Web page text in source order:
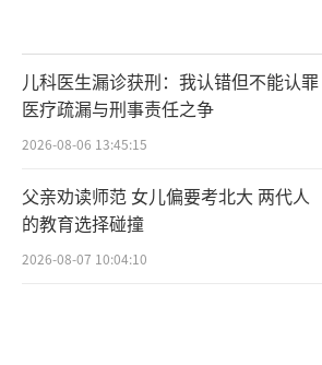
儿科医生漏诊获刑：我认错但不能认罪
医疗疏漏与刑事责任之争
2026-08-06 13:45:15
父亲劝读师范 女儿偏要考北大 两代人
的教育选择碰撞
2026-08-07 10:04:10